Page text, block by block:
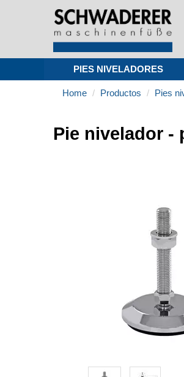
PIES NIVELADORES
Home Productos Pies
Pie nivelador -